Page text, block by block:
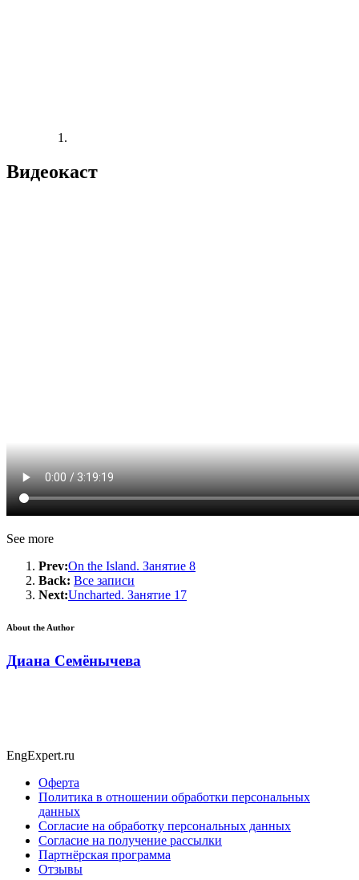
Видеокаст
See more
Prev:On the Island. Занятие 8
Back: Все записи
Next:Uncharted. Занятие 17
About the Author
Диана Семёнычева
EngExpert.ru
Оферта
Политика в отношении обработки персональных
данных
Согласие на обработку персональных данных
Согласие на получение рассылки
Партнёрская программа
Отзывы